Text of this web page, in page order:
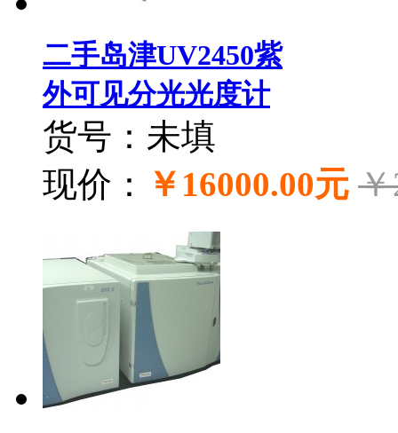
二手岛津UV2450紫
外可见分光光度计
货号：未填
现价：
￥16000.00元